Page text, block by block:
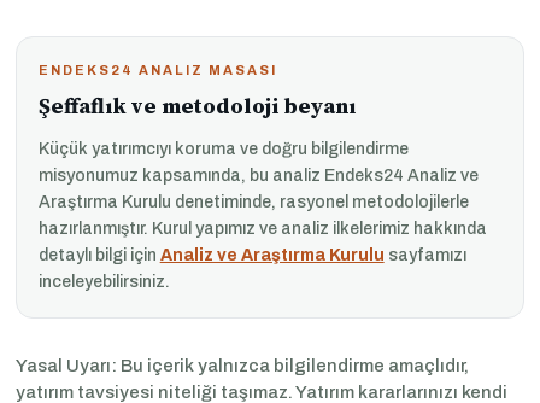
ENDEKS24 ANALIZ MASASI
Şeffaflık ve metodoloji beyanı
Küçük yatırımcıyı koruma ve doğru bilgilendirme
misyonumuz kapsamında, bu analiz Endeks24 Analiz ve
Araştırma Kurulu denetiminde, rasyonel metodolojilerle
hazırlanmıştır. Kurul yapımız ve analiz ilkelerimiz hakkında
detaylı bilgi için Analiz ve Araştırma Kurulu sayfamızı
inceleyebilirsiniz.
Yasal Uyarı: Bu içerik yalnızca bilgilendirme amaçlıdır,
yatırım tavsiyesi niteliği taşımaz. Yatırım kararlarınızı kendi